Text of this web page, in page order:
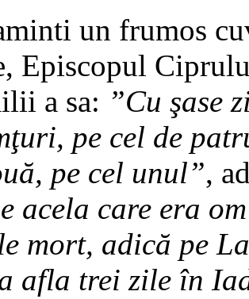
un frumos
Episcopul
a sa: ”Cu şase
pe cel de
pe cel unul”,
acela care era
mort, adică pe
afla trei zile în